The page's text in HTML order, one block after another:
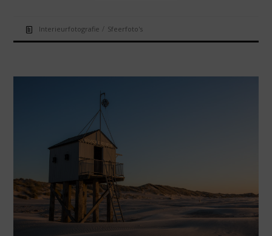
Interieurfotografie / Sfeerfoto's